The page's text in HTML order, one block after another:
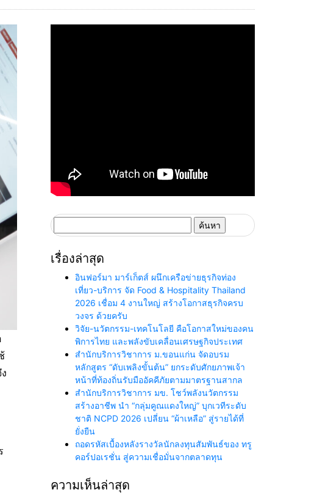
สำหรับ:
เรื่องล่าสุด
อินฟอร์มา มาร์เก็ตส์ ผนึกเครือข่ายธุรกิจท่อง
เที่ยว-บริการ จัด Food & Hospitality Thailand
2026 เชื่อม 4 งานใหญ่ สร้างโอกาสธุรกิจครบ
วงจร ด้วยครับ
วิจัย-นวัตกรรม-เทคโนโลยี คือโอกาสใหม่ของคน
พิการไทย และพลังขับเคลื่อนเศรษฐกิจประเทศ
สำนักบริการวิชาการ ม.ขอนแก่น จัดอบรม
หลักสูตร “ดับเพลิงขั้นต้น” ยกระดับศักยภาพเจ้า
หน้าที่ท้องถิ่นรับมืออัคคีภัยตามมาตรฐานสากล
สำนักบริการวิชาการ มข. โชว์พลังนวัตกรรม
สร้างอาชีพ นำ “กลุ่มคูณแดงใหญ่” บุกเวทีระดับ
ชาติ NCPD 2026 เปลี่ยน “ผ้าเหลือ” สู่รายได้ที่
ยั่งยืน
ถอดรหัสเบื้องหลังรางวัลนักลงทุนสัมพันธ์ของ ทรู
คอร์ปอเรชั่น สู่ความเชื่อมั่นจากตลาดทุน
ความเห็นล่าสุด